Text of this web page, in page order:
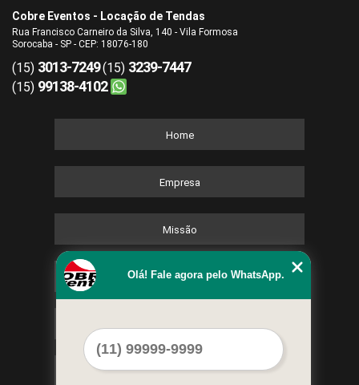
Cobre Eventos - Locação de Tendas
Rua Francisco Carneiro da Silva, 140 - Vila Formosa
Sorocaba - SP - CEP: 18076-180
(15) 3013-7249(15) 3239-7447
(15) 99138-4102
Home
Empresa
Missão
Serviços
Mapa do site
Olá! Fale agora pelo WhatsApp.